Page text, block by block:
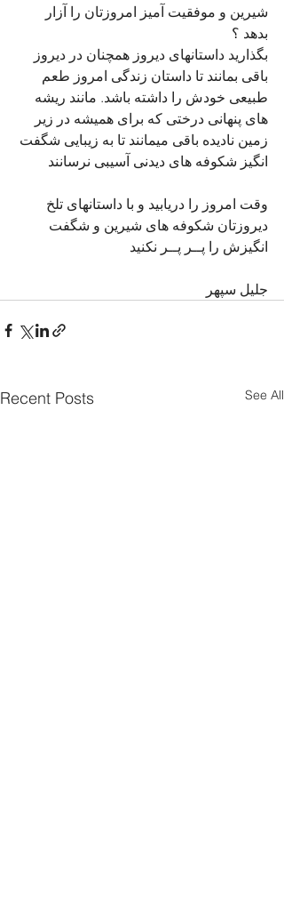
شیرین و موفقیت آمیز امروزتان را آزار
بدهد ؟
بگذارید داستانهای دیروز همچنان در دیروز
باقی بمانند تا داستان زندگی امروز طعم
طبیعی خودش را داشته باشد. مانند ریشه
های پنهانی درختی که برای همیشه در زیر
زمین نادیده باقی میمانند تا به زیبایی شگفت
انگیز شکوفه های دیدنی آسیبی نرسانند
وقت امروز را دریابید و با داستانهای تلخ
دیروزتان شکوفه های شیرین و شگفت
انگیزش را پــر پــر نکنید
جلیل سپهر
Recent Posts See All